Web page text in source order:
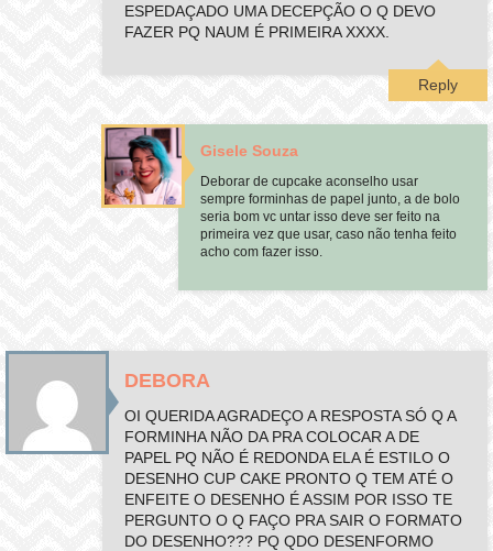
ESPEDAÇADO UMA DECEPÇÃO O Q DEVO
FAZER PQ NAUM É PRIMEIRA XXXX.
Reply
Gisele Souza
Deborar de cupcake aconselho usar
sempre forminhas de papel junto, a de bolo
seria bom vc untar isso deve ser feito na
primeira vez que usar, caso não tenha feito
acho com fazer isso.
DEBORA
OI QUERIDA AGRADEÇO A RESPOSTA SÓ Q A
FORMINHA NÃO DA PRA COLOCAR A DE
PAPEL PQ NÃO É REDONDA ELA É ESTILO O
DESENHO CUP CAKE PRONTO Q TEM ATÉ O
ENFEITE O DESENHO É ASSIM POR ISSO TE
PERGUNTO O Q FAÇO PRA SAIR O FORMATO
DO DESENHO??? PQ QDO DESENFORMO